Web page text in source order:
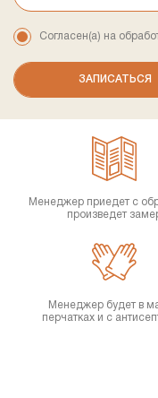
Согласен(а) на
Менеджер приедет с
произведет
Менеджер будет в
перчатках и с